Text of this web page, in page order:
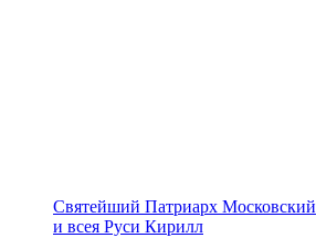
Святейший Патриарх Московский
и всея Руси Кирилл